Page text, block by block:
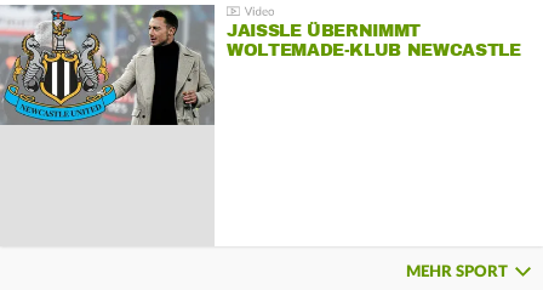
JAISSLE ÜBERNIMMT
WOLTEMADE-KLUB NEWCASTLE
MEHR SPORT